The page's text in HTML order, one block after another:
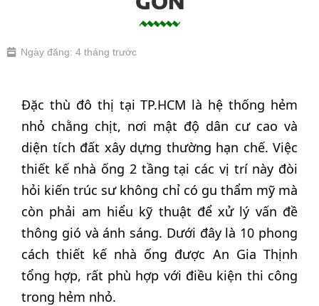
Ngày đăng: 4 tháng trước
Đặc thù đô thị tại TP.HCM là hệ thống hẻm
nhỏ chằng chịt, nơi mật độ dân cư cao và
diện tích đất xây dựng thường hạn chế. Việc
thiết kế nhà ống 2 tầng tại các vị trí này đòi
hỏi kiến trúc sư không chỉ có gu thẩm mỹ mà
còn phải am hiểu kỹ thuật để xử lý vấn đề
thông gió và ánh sáng. Dưới đây là 10 phong
cách thiết kế nhà ống được An Gia Thịnh
tổng hợp, rất phù hợp với điều kiện thi công
trong hẻm nhỏ.